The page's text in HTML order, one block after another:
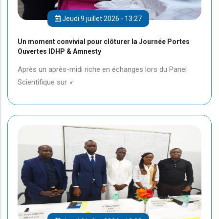
Jeudi 9 juillet 2026 - 13:27
Un moment convivial pour clôturer la Journée Portes
Ouvertes IDHP & Amnesty
Après un après-midi riche en échanges lors du Panel
Scientifique sur «